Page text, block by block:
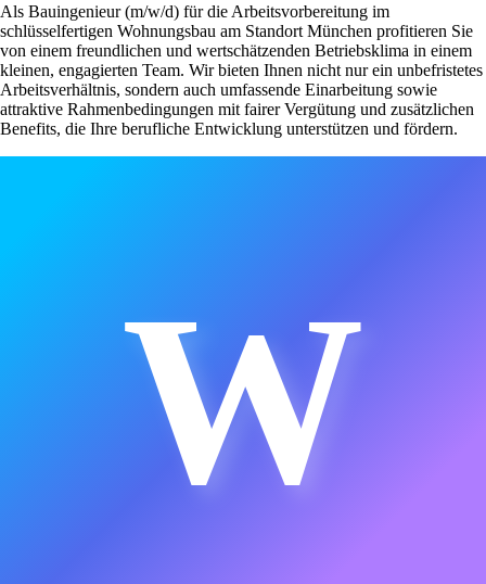
Als Bauingenieur (m/w/d) für die Arbeitsvorbereitung im
schlüsselfertigen Wohnungsbau am Standort München profitieren Sie
von einem freundlichen und wertschätzenden Betriebsklima in einem
kleinen, engagierten Team. Wir bieten Ihnen nicht nur ein unbefristetes
Arbeitsverhältnis, sondern auch umfassende Einarbeitung sowie
attraktive Rahmenbedingungen mit fairer Vergütung und zusätzlichen
Benefits, die Ihre berufliche Entwicklung unterstützen und fördern.
W